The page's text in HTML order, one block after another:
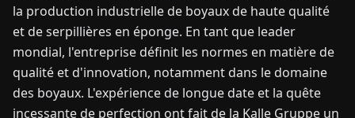
ENDEFRESITNLPLHU
CONTACTEZ-
NOUS
la production industrielle de boyaux de haute qualité
et de serpillières en éponge. En tant que leader
mondial, l'entreprise définit les normes en matière de
qualité et d'innovation, notamment dans le domaine
des boyaux. L'expérience de longue date et la quête
incessante de perfection ont fait de la Kalle Gruppe un